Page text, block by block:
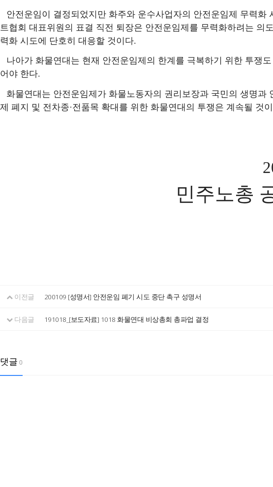
안전운임이 결정되었지만 화주와 운수사업자의 안전운임제 무력화
트협회 대표위원의 표결 직전 퇴장은 안전운임제를 무력화하려는 의
력화 시도에 단호히 대응할 것이다.
나아가 화물연대는 현재 안전운임제의 한계를 극복하기 위한 투쟁
어야 한다.
화물연대는 안전운임제가 화물노동자의 권리보장과 국민의 생명
제 폐지 및 전차종·전품목 확대를 위한 화물연대의 투쟁은 계속될 것
민주노총
이전글 200109 [성명서] 안전운임 폐기 시도 중단 촉구 성명서
다음글 191018_[보도자료] 1018 화물연대 비상총회 총파업 결정
댓글 0